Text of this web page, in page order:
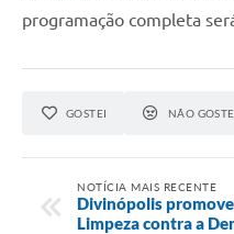
programação completa
GOSTEI NÃO
NOTÍCIA MAIS RECENTE
Divinópolis
Limpeza contra a